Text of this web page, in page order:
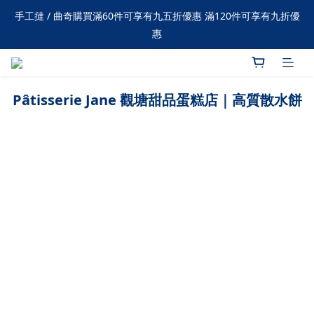
購物滿 $1500 可享免費送貨
手工撻 / 曲奇購買滿60件可享有九五折優惠 滿120件可享有九折優
惠
Pâtisserie Jane 觀塘甜品蛋糕店｜高質散水餅